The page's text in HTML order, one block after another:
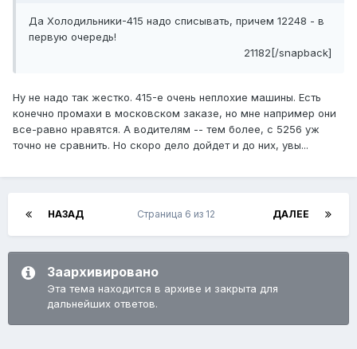
Да Холодильники-415 надо списывать, причем 12248 - в
первую очередь!
21182[/snapback]
Ну не надо так жестко. 415-е очень неплохие машины. Есть
конечно промахи в московском заказе, но мне например они
все-равно нравятся. А водителям -- тем более, с 5256 уж
точно не сравнить. Но скоро дело дойдет и до них, увы...
НАЗАД ДАЛЕЕ
Страница 6 из 12
Заархивировано
Эта тема находится в архиве и закрыта для
дальнейших ответов.